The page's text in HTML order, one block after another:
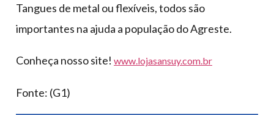
Tangues de metal ou flexíveis, todos são
importantes na ajuda a população do Agreste.
Conheça nosso site! www.lojasansuy.com.br
Fonte: (G1)